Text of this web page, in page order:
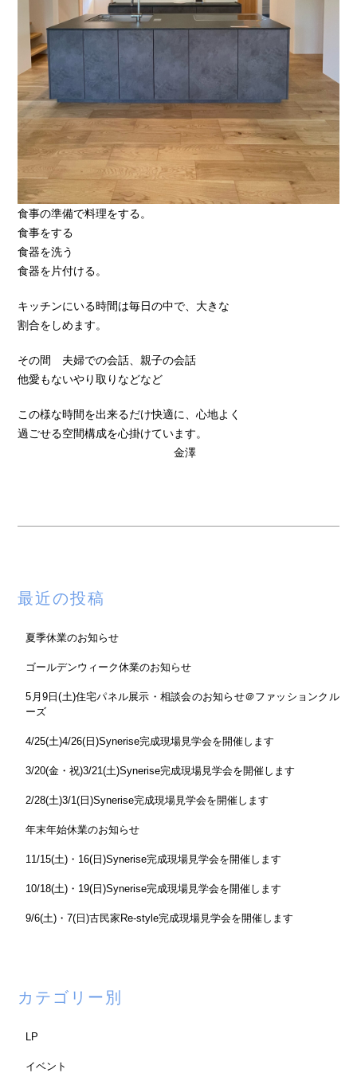
食事の準備で料理をする。
食事をする
食器を洗う
食器を片付ける。
キッチンにいる時間は毎日の中で、大きな
割合をしめます。
その間 夫婦での会話、親子の会話
他愛もないやり取りなどなど
この様な時間を出来るだけ快適に、心地よく
過ごせる空間構成を心掛けています。
金澤
最近の投稿
夏季休業のお知らせ
ゴールデンウィーク休業のお知らせ
5月9日(土)住宅パネル展示・相談会のお知らせ＠ファッションクル
ーズ
4/25(土)4/26(日)Synerise完成現場見学会を開催します
3/20(金・祝)3/21(土)Synerise完成現場見学会を開催します
2/28(土)3/1(日)Synerise完成現場見学会を開催します
年末年始休業のお知らせ
11/15(土)・16(日)Synerise完成現場見学会を開催します
10/18(土)・19(日)Synerise完成現場見学会を開催します
9/6(土)・7(日)古民家Re-style完成現場見学会を開催します
カテゴリー別
LP
イベント